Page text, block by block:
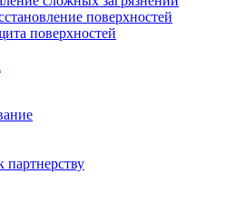
поверхностей
поверхностей